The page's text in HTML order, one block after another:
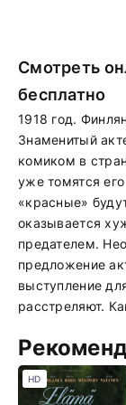
Смотреть
бесплатно
1918 год.
Знаменитый
комиком в
уже томятся
«красные»
оказывается
предателем.
предложение
выступление
расстреляют.
HD